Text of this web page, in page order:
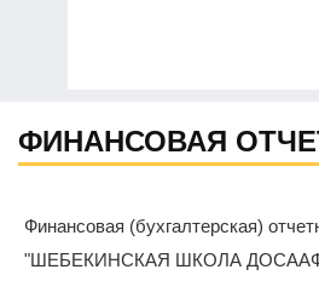
ФИНАНСОВАЯ
Финансовая (бухгалтерская)
"ШЕБЕКИНСКАЯ ШКОЛА ДОСААФ